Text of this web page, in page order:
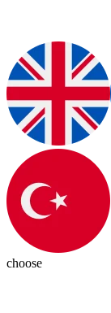
choose